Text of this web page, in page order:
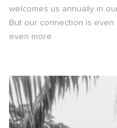
welcomes us annually in
But our connection is
even more.